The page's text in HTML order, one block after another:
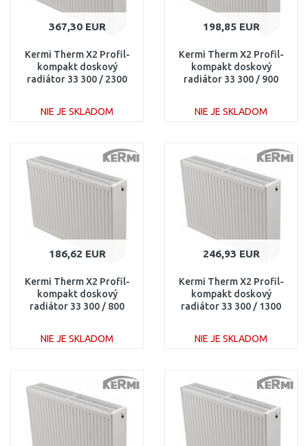
367,30 EUR
Kermi Therm X2 Profil-
kompakt doskový
radiátor 33 300 / 2300
NIE JE SKLADOM
Porovnať
198,85 EUR
Kermi Therm X2 Profil-
kompakt doskový
radiátor 33 300 / 900
NIE JE SKLADOM
Porovnať
186,62 EUR
Kermi Therm X2 Profil-
kompakt doskový
radiátor 33 300 / 800
NIE JE SKLADOM
Porovnať
246,93 EUR
Kermi Therm X2 Profil-
kompakt doskový
radiátor 33 300 / 1300
NIE JE SKLADOM
Porovnať